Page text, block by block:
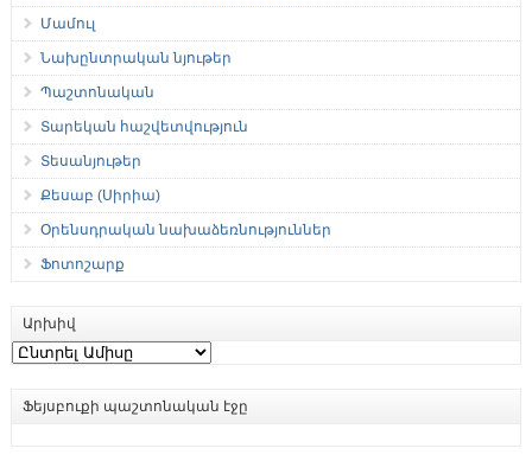
Մամուլ
Նախընտրական նյութեր
Պաշտոնական
Տարեկան հաշվետվություն
Տեսանյութեր
Քեսաբ (Սիրիա)
Օրենսդրական նախաձեռնություններ
Ֆոտոշարք
Արխիվ
Արխիվ
Ֆեյսբուքի պաշտոնական էջը